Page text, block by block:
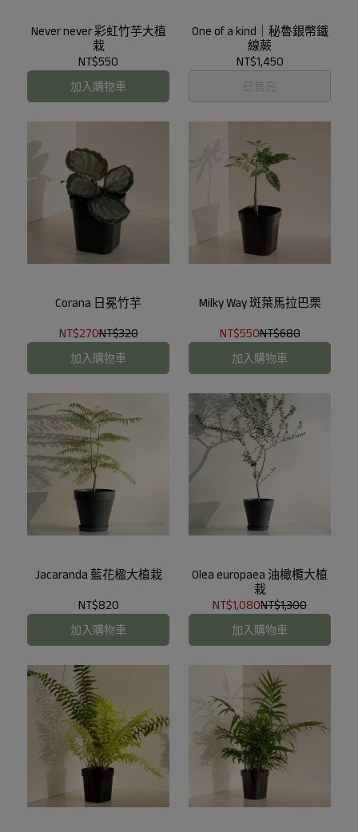
Never never 彩虹竹芋大植
栽
NT$550
加入購物車
One of a kind｜秘魯銀幣鐵
線蕨
NT$1,450
已售完
Corana 日冕竹芋
NT$270NT$320
加入購物車
Milky Way 斑葉馬拉巴栗
NT$550NT$680
加入購物車
Jacaranda 藍花楹大植栽
NT$820
加入購物車
Olea europaea 油橄欖大植
栽
NT$1,080NT$1,300
加入購物車